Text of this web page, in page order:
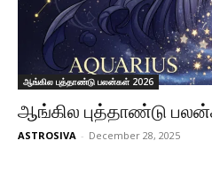
ஆங்கில புத்தாண்டு பலன்கள் 2026
ஆங்கில புத்தாண்டு
ASTROSIVA - December 28, 2025